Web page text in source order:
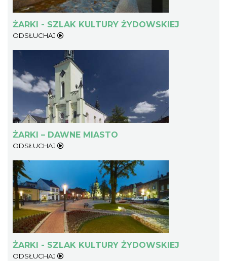
ŻARKI - SZLAK KULTURY ŻYDOWSKIEJ
ODSŁUCHAJ
ŻARKI – DAWNE MIASTO
ODSŁUCHAJ
ŻARKI - SZLAK KULTURY ŻYDOWSKIEJ
ODSŁUCHAJ